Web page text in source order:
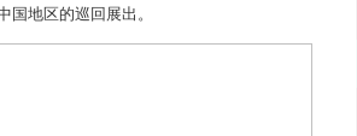
国地区的巡回展出。